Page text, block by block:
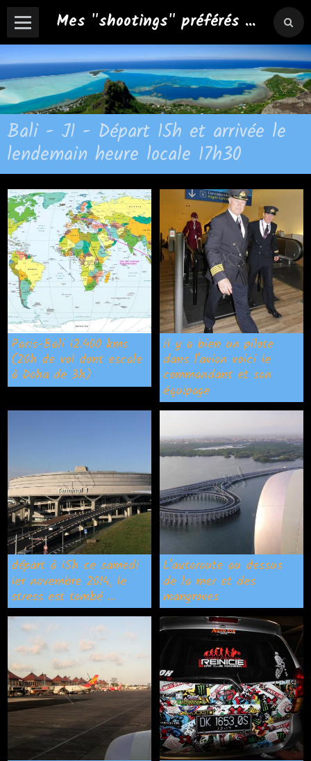
Mes "shootings" préférés ...
Bali - J1 - Départ 15h et arrivée le
lendemain heure locale 17h30
Paris-Bali 12.400 kms
(20h de vol dont escale
à Doha de 3h)
il y a bien un pilote
dans l'avion voici le
commandant et son
équipage
départ à 15h ce samedi
1er novembre 2014, le
stress est tombé ...
L'autoroute au dessus
de la mer et des
mangroves